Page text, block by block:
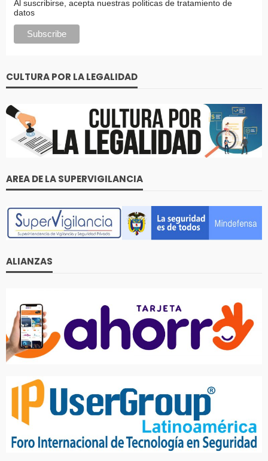
Al suscribirse, acepta nuestras politicas de tratamiento de
datos
CULTURA POR LA LEGALIDAD
AREA DE LA SUPERVIGILANCIA
ALIANZAS